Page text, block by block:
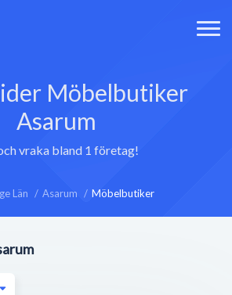
Möbelbutiker
Asarum
vraka bland 1 företag!
Län Asarum Möbelbutiker